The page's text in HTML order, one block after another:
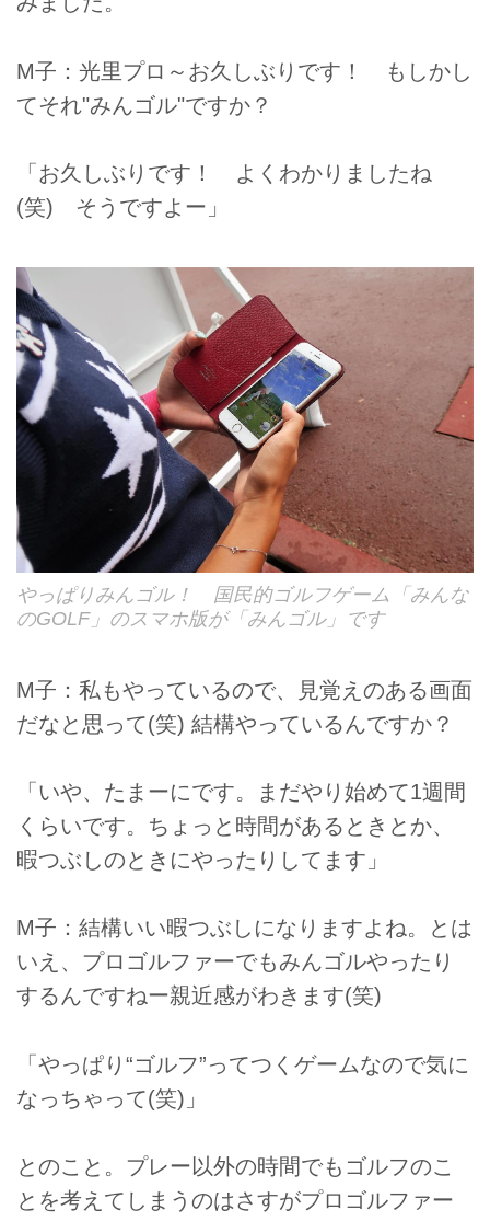
M子：光里プロ～お久しぶりです！ もしかし
てそれ"みんゴル"ですか？
「お久しぶりです！ よくわかりましたね
(笑) そうですよー」
やっぱりみんゴル！ 国民的ゴルフゲーム「みんな
のGOLF」のスマホ版が「みんゴル」です
M子：私もやっているので、見覚えのある画面
だなと思って(笑) 結構やっているんですか？
「いや、たまーにです。まだやり始めて1週間
くらいです。ちょっと時間があるときとか、
暇つぶしのときにやったりしてます」
M子：結構いい暇つぶしになりますよね。とは
いえ、プロゴルファーでもみんゴルやったり
するんですねー親近感がわきます(笑)
「やっぱり“ゴルフ”ってつくゲームなので気に
なっちゃって(笑)」
とのこと。プレー以外の時間でもゴルフのこ
とを考えてしまうのはさすがプロゴルファー